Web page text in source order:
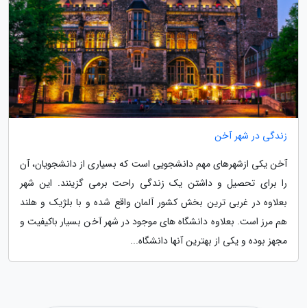
زندگی در شهر آخن
آخن یکی ازشهرهای مهم دانشجویی است که بسیاری از دانشجویان، آن
را برای تحصیل و داشتن یک زندگی راحت برمی گزینند. این شهر
بعلاوه در غربی ترین بخش کشور آلمان واقع شده و با بلژیک و هلند
هم مرز است. بعلاوه دانشگاه های موجود در شهر آخن بسیار باکیفیت و
مجهز بوده و یکی از بهترین آنها دانشگاه...